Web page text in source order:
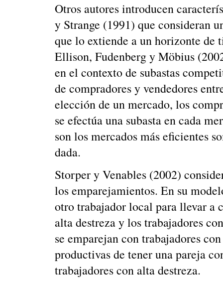
Otros autores introducen
y Strange (1991) que consideran
que lo extiende a un horizonte
Ellison, Fudenberg y Möbius
en el contexto de subastas
de compradores y vendedores
elección de un mercado, los
se efectúa una subasta en cada
son los mercados más eficientes
dada.
Storper y Venables (2002)
los emparejamientos. En su
otro trabajador local para llevar a
alta destreza y los trabajadores
se emparejan con trabajadores
productivas de tener una pareja
trabajadores con alta destreza.